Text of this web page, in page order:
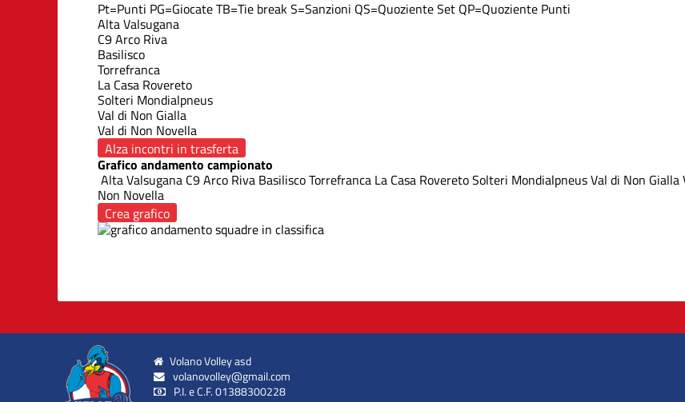
Pt=Punti PG=GiocateTB=Tie breakS=Sanzioni QS=Quoziente Set QP=Quoziente Punti
Alta Valsugana
C9 Arco Riva
Basilisco
Torrefranca
La Casa Rovereto
Solteri Mondialpneus
Val di Non Gialla
Val di Non Novella
Alza incontri in trasferta
Grafico andamento campionato
Alta Valsugana C9 Arco Riva BasiliscoTorrefranca La Casa RoveretoSolteri MondialpneusVal di Non Gialla
Non Novella
Crea grafico
Volano Volley asd
volanovolley@gmail.com
P.I. e C.F. 01388300228